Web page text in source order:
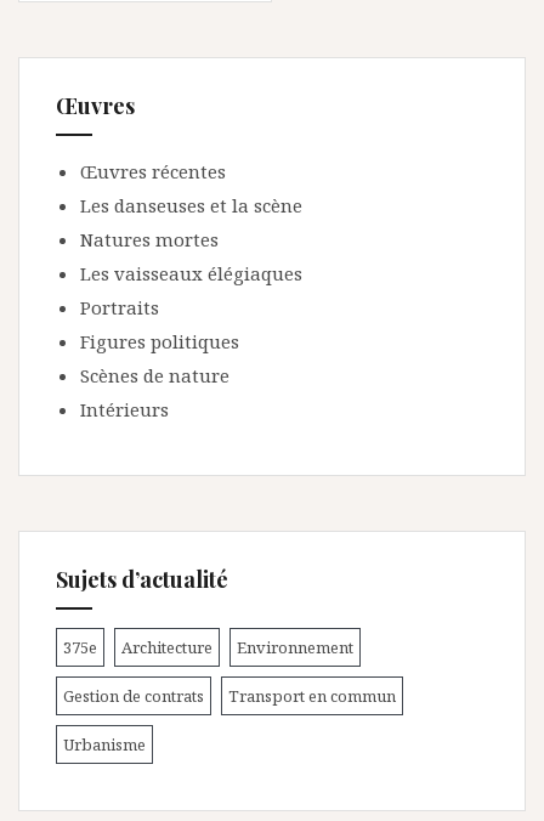
Œuvres
Œuvres récentes
Les danseuses et la scène
Natures mortes
Les vaisseaux élégiaques
Portraits
Figures politiques
Scènes de nature
Intérieurs
Sujets d’actualité
375e Architecture Environnement
Gestion de contrats Transport en commun
Urbanisme